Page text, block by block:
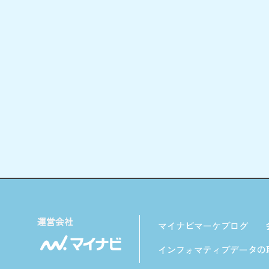
マイナビマーケブログ
インフォマティブデータ